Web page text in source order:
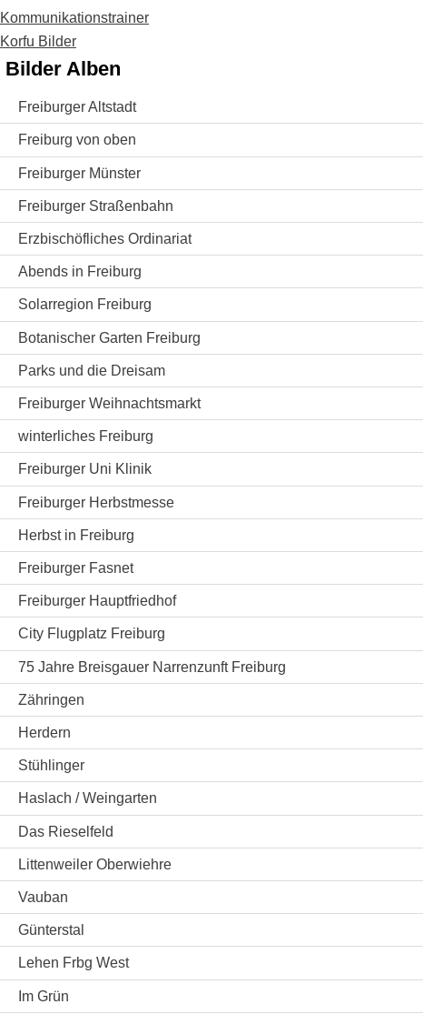
Kommunikationstrainer
Korfu Bilder
Bilder Alben
Freiburger Altstadt
Freiburg von oben
Freiburger Münster
Freiburger Straßenbahn
Erzbischöfliches Ordinariat
Abends in Freiburg
Solarregion Freiburg
Botanischer Garten Freiburg
Parks und die Dreisam
Freiburger Weihnachtsmarkt
winterliches Freiburg
Freiburger Uni Klinik
Freiburger Herbstmesse
Herbst in Freiburg
Freiburger Fasnet
Freiburger Hauptfriedhof
City Flugplatz Freiburg
75 Jahre Breisgauer Narrenzunft Freiburg
Zähringen
Herdern
Stühlinger
Haslach / Weingarten
Das Rieselfeld
Littenweiler Oberwiehre
Vauban
Günterstal
Lehen Frbg West
Im Grün